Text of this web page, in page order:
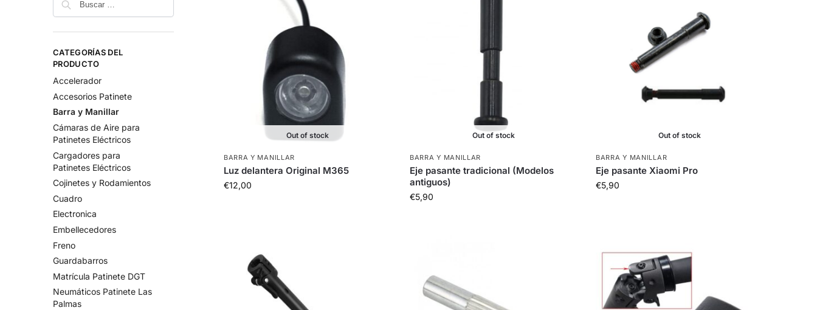
Out of stock
BARRA Y MANILLAR
Luz delantera Original M365
€12,00
Out of stock
BARRA Y MANILLAR
Eje pasante tradicional (Modelos
antiguos)
€5,90
Out of stock
BARRA Y MANILLAR
Eje pasante Xiaomi Pro
€5,90
CATEGORÍAS DEL
PRODUCTO
Accelerador
Accesorios Patinete
Barra y Manillar
Cámaras de Aire para
Patinetes Eléctricos
Cargadores para
Patinetes Eléctricos
Cojinetes y Rodamientos
Cuadro
Electronica
Embellecedores
Freno
Guardabarros
Matrícula Patinete DGT
Neumáticos Patinete Las
Palmas